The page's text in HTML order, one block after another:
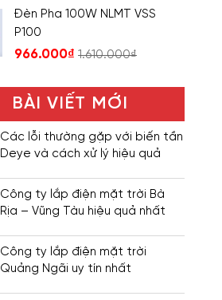
Đèn Pha 100W NLMT VSS
P100
966.000₫ 1.610.000₫
BÀI VIẾT MỚI
Các lỗi thường gặp với biến tần
Deye và cách xử lý hiệu quả
Công ty lắp điện mặt trời Bà
Rịa – Vũng Tàu hiệu quả nhất
Công ty lắp điện mặt trời
Quảng Ngãi uy tín nhất